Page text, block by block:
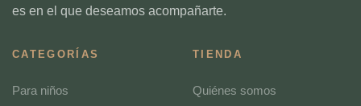
es en el que deseamos acompañarte.
CATEGORÍAS
Para niños
TIENDA
Quiénes somos